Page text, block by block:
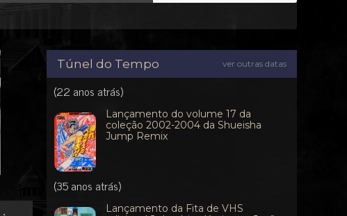
Túnel do Tempo ver outras datas
(22 anos atrás)
Lançamento do volume 17 da
coleção 2002-2004 da Shueisha
Jump Remix
(35 anos atrás)
Lançamento da Fita de VHS